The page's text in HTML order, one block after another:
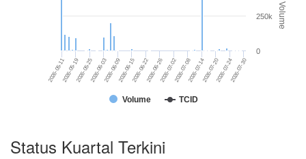
Volume
Volume TCID
2026-05-11 2026-06-03 2026-06-22 2026-07-08 2026-07-24
2026-05-192026-05-25 2026-06-092026-06-15 2026-06-262026-07-02 2026-07-142026-07-20 2026-07-30
0
250k
Status Kuartal Terkini